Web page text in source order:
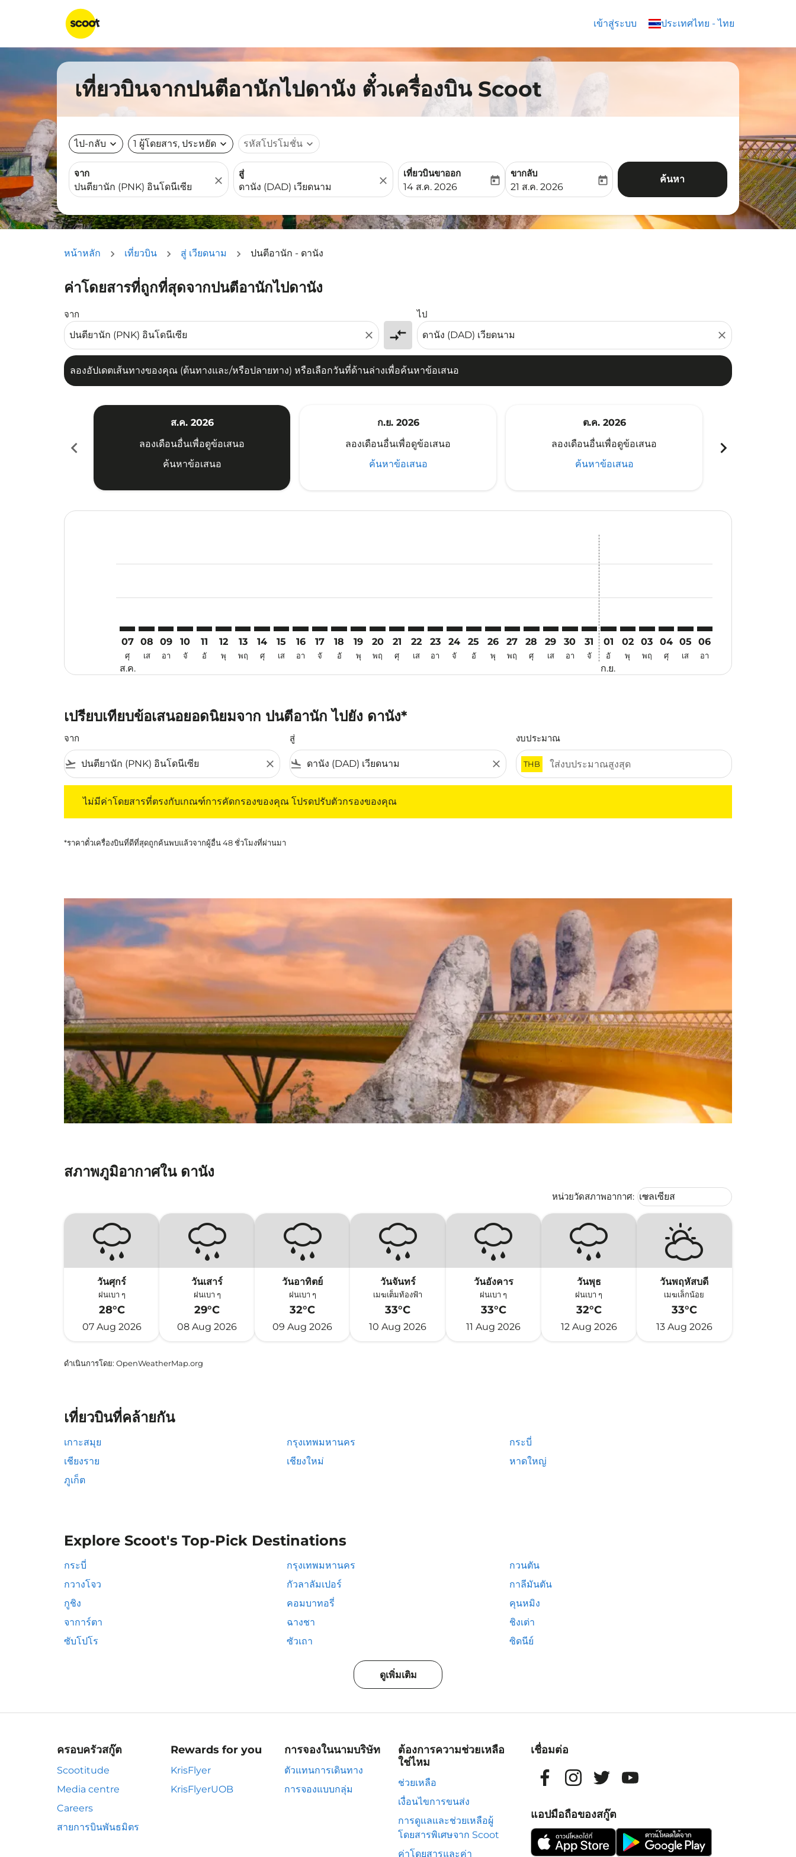
เข้าสู่ระบบ ประเทศไทย - ไทย
keyboard_arrow_down
เที่ยวบินจากปนตีอานักไปดานัง ตั๋วเครื่องบิน Scoot
ไป-กลับ expand_more 1 ผู้โดยสาร, ประหยัด expand_more รหัสโปรโมชั่น expand_more
จาก
close
สู่
close
เที่ยวบินขาออก
fc-booking-departure-date-aria-label
14 ส.ค. 2026
today
ขากลับ
fc-booking-return-date-aria-label
21 ส.ค. 2026
today ค้นหา
หน้าหลัก เที่ยวบิน สู่ เวียดนาม ปนตีอานัก - ดานัง
ค่าโดยสารที่ถูกที่สุดจากปนตีอานักไปดานัง
จาก
close compare_arrows
ไป
close
ลองอัปเดตเส้นทางของคุณ (ต้นทางและ/หรือปลายทาง) หรือเลือกวันที่ด้านล่างเพื่อค้นหาข้อเสนอ
ลองอัปเดตเส้นทางของคุณ (ต้นทางและ/หรือปลายทาง) หรือเลือกวันที่ด้านล่างเพื่อค้นหาข้อเสนอ
chevron_left
ส.ค. 2026
ลองเดือนอื่นเพื่อดูข้อเสนอ
ค้นหาข้อเสนอ
ก.ย. 2026
ลองเดือนอื่นเพื่อดูข้อเสนอ
ค้นหาข้อเสนอ
ต.ค. 2026
ลองเดือนอื่นเพื่อดูข้อเสนอ
ค้นหาข้อเสนอ
chevron_right
07
ศุ
ส.ค.
08
เส
09
อา
10
จั
11
อั
12
พุ
13
พฤ
14
ศุ
15
เส
16
อา
17
จั
18
อั
19
พุ
PNK–DAD: cmp-view-offers-disclaimer. ค้นหาข้อเสนอ
20
พฤ
PNK–DAD: cmp-view-offers-disclaimer. ค้นหาข้อเสนอ
21
ศุ
PNK–DAD: cmp-view-offers-disclaimer. ค้นหาข้อเสนอ
22
เส
PNK–DAD: cmp-view-offers-disclaimer. ค้นหาข้อเสนอ
23
อา
PNK–DAD: cmp-view-offers-disclaimer. ค้นหาข้อเสนอ
24
จั
PNK–DAD: cmp-view-offers-disclaimer. ค้นหาข้อเสนอ
25
อั
PNK–DAD: cmp-view-offers-disclaimer. ค้นหาข้อเสนอ
26
พุ
PNK–DAD: cmp-view-offers-disclaimer. ค้นหาข้อเสนอ
27
พฤ
PNK–DAD: cmp-view-offers-disclaimer. ค้นหาข้อเสนอ
28
ศุ
PNK–DAD: cmp-view-offers-disclaimer. ค้นหาข้อเสนอ
29
เส
PNK–DAD: cmp-view-offers-disclaimer. ค้นหาข้อเสนอ
30
อา
PNK–DAD: cmp-view-offers-disclaimer. ค้นหาข้อ
31
จั
01
อั
ก.ย.
02
พุ
03
พฤ
04
ศุ
05
เส
06
อา
เปรียบเทียบข้อเสนอยอดนิยมจาก ปนตีอานัก ไปยัง ดานัง*
จาก
flight_takeoff close
สู่
flight_land close
งบประมาณ
THB
ไม่มีค่าโดยสารที่ตรงกับเกณฑ์การคัดกรองของคุณ โปรดปรับตัวกรองของคุณ
*ราคาตั๋วเครื่องบินที่ดีที่สุดถูกค้นพบแล้วจากผู้อื่น 48 ชั่วโมงที่ผ่านมา
สภาพภูมิอากาศใน ดานัง
หน่วยวัดสภาพอากาศ: Weather unit option เซลเซียส
เซลเซียส
keyboard_arrow_down
วันศุกร์
ฝนเบา ๆ
28°C
07 Aug 2026
วันเสาร์
ฝนเบา ๆ
29°C
08 Aug 2026
วันอาทิตย์
ฝนเบา ๆ
32°C
09 Aug 2026
วันจันทร์
เมฆเต็มท้องฟ้า
33°C
10 Aug 2026
วันอังคาร
ฝนเบา ๆ
33°C
11 Aug 2026
วันพุธ
ฝนเบา ๆ
32°C
12 Aug 2026
วันพฤหัสบดี
เมฆเล็กน้อย
33°C
13 Aug 2026
ดำเนินการโดย: OpenWeatherMap.org
เที่ยวบินที่คล้ายกัน
เกาะสมุย กรุงเทพมหานคร
กระบี่
เชียงราย
เชียงใหม่
หาดใหญ่
ภูเก็ต
Explore Scoot's Top-Pick Destinations
กระบี่ กรุงเทพมหานคร
กวนตัน
กวางโจว
กัวลาลัมเปอร์
กาลีมันตัน
กูชิง
คอมบาทอรี่
คุนหมิง
จาการ์ตา
ฉางชา
ชิงเต่า
ซับโปโร
ซัวเถา ซิดนีย์
ดูเพิ่มเติม
ครอบครัวสกู๊ต
Scootitude
Media centre
Careers
สายการบินพันธมิตร
Rewards for you
KrisFlyer
KrisFlyerUOB
การจองในนามบริษัท
ตัวแทนการเดินทาง
การจองแบบกลุ่ม
ต้องการความช่วยเหลือ
ใช่ไหม
ช่วยเหลือ
เงื่อนไขการขนส่ง
การดูแลและช่วยเหลือผู้
โดยสารพิเศษจาก Scoot
ค่าโดยสารและค่า
เชื่อมต่อ
แอปมือถือของสกู๊ต